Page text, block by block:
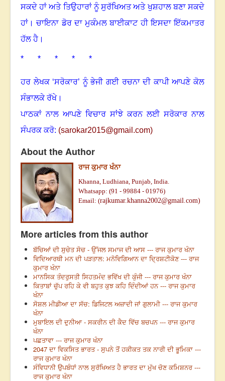
ਸਕਦੇ ਹਾਂ ਅਤੇ ਤਿਉਹਾਰਾਂ ਨੂੰ ਸੁਰੱਖਿਅਤ ਅਤੇ ਖੁਸ਼ਹਾਲ ਬਣਾ ਸਕਦੇ
ਹਾਂ ।ਚਾਇਨਾ ਡੋਰ ਦਾ ਮੁਕੰਮਲ ਬਾਈਕਾਟ ਹੀ ਇਸਦਾ ਇੱਕਮਾਤਰ
ਹੱਲ ਹੈ ।
* * * * *
ਹਰ ਲੇਖਕ ‘ਸਰੋਕਾਰ’ ਨੂੰ ਭੇਜੀ ਗਈ ਰਚਨਾ ਦੀ ਕਾਪੀ ਆਪਣੇ ਕੋਲ
ਸੰਭਾਲਕੇ ਰੱਖੇ।
ਪਾਠਕਾਂ ਨਾਲ ਆਪਣੇ ਵਿਚਾਰ ਸਾਂਝੇ ਕਰਨ ਲਈ ਸਰੋਕਾਰ ਨਾਲ
ਸੰਪਰਕ ਕਰੋ: (sarokar2015@gmail.com)
About the Author
ਰਾਜ ਕੁਮਾਰ ਖੰਨਾ
Khanna, Ludhiana, Punjab, India.
Whatsapp: (91 - 99884 - 01976)
Email: (rajkumar.khanna2002@gmail.com)
More articles from this author
ਬੱਚਿਆਂ ਦੀ ਸੁਚੇਤ ਸੋਚ - ਉੱਜਲ ਸਮਾਜ ਦੀ ਆਸ --- ਰਾਜ ਕੁਮਾਰ ਖੰਨਾ
ਵਿਦਿਆਰਥੀ ਮਨ ਦੀ ਪੜਤਾਲ: ਮਨੋਵਿਗਿਆਨ ਦਾ ਦ੍ਰਿਸ਼ਟੀਕੋਣ --- ਰਾਜ
ਕੁਮਾਰ ਖੰਨਾ
ਮਾਨਸਿਕ ਤੰਦਰੁਸਤੀ ਸਿਹਤਮੰਦ ਭਵਿੱਖ ਦੀ ਕੁੰਜੀ --- ਰਾਜ ਕੁਮਾਰ ਖੰਨਾ
ਕਿਤਾਬਾਂ ਚੁੱਪ ਰਹਿ ਕੇ ਵੀ ਬਹੁਤ ਕੁਝ ਕਹਿ ਦਿੰਦੀਆਂ ਹਨ --- ਰਾਜ ਕੁਮਾਰ
ਖੰਨਾ
ਸੋਸ਼ਲ ਮੀਡੀਆ ਦਾ ਸੱਚ: ਡਿਜਿਟਲ ਅਜ਼ਾਦੀ ਜਾਂ ਗੁਲਾਮੀ --- ਰਾਜ ਕੁਮਾਰ
ਖੰਨਾ
ਮੁਬਾਇਲ ਦੀ ਦੁਨੀਆ - ਸਕਰੀਨ ਦੀ ਕੈਦ ਵਿੱਚ ਬਚਪਨ --- ਰਾਜ ਕੁਮਾਰ
ਖੰਨਾ
ਪਛਤਾਵਾ --- ਰਾਜ ਕੁਮਾਰ ਖੰਨਾ
2047 ਦਾ ਵਿਕਸਿਤ ਭਾਰਤ - ਸੁਪਨੇ ਤੋਂ ਹਕੀਕਤ ਤਕ ਨਾਰੀ ਦੀ ਭੂਮਿਕਾ ---
ਰਾਜ ਕੁਮਾਰ ਖੰਨਾ
ਸੰਵਿਧਾਨੀ ਉਪਬੰਧਾਂ ਨਾਲ ਸੁਰੱਖਿਅਤ ਹੈ ਭਾਰਤ ਦਾ ਮੁੱਖ ਚੋਣ ਕਮਿਸ਼ਨਰ ---
ਰਾਜ ਕੁਮਾਰ ਖੰਨਾ